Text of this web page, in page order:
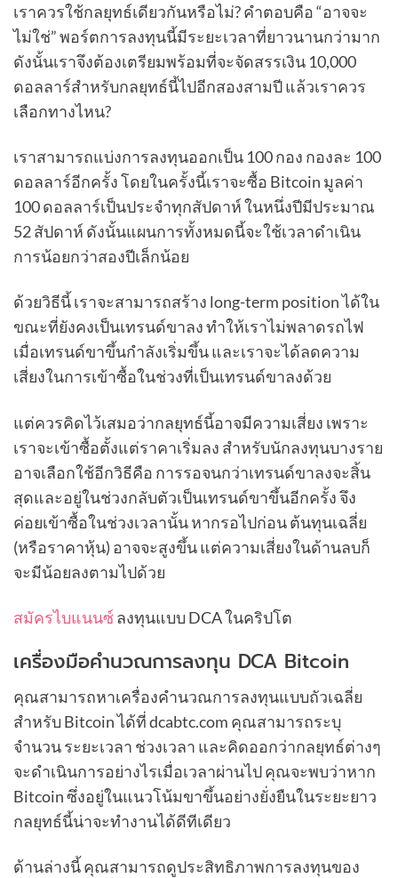
เราควรใช้กลยุทธ์เดียวกันหรือไม่? คำตอบคือ “อาจจะ
ไม่ใช่” พอร์ตการลงทุนนี้มีระยะเวลาที่ยาวนานกว่ามาก
ดังนั้นเราจึงต้องเตรียมพร้อมที่จะจัดสรรเงิน 10,000
ดอลลาร์สำหรับกลยุทธ์นี้ไปอีกสองสามปี แล้วเราควร
เลือกทางไหน?
เราสามารถแบ่งการลงทุนออกเป็น 100 กอง กองละ 100
ดอลลาร์อีกครั้ง โดยในครั้งนี้เราจะซื้อ Bitcoin มูลค่า
100 ดอลลาร์เป็นประจำทุกสัปดาห์ ในหนึ่งปีมีประมาณ
52 สัปดาห์ ดังนั้นแผนการทั้งหมดนี้จะใช้เวลาดำเนิน
การน้อยกว่าสองปีเล็กน้อย
ด้วยวิธีนี้ เราจะสามารถสร้าง long-term position ได้ใน
ขณะที่ยังคงเป็นเทรนด์ขาลง ทำให้เราไม่พลาดรถไฟ
เมื่อเทรนด์ขาขึ้นกำลังเริ่มขึ้น และเราจะได้ลดความ
เสี่ยงในการเข้าซื้อในช่วงที่เป็นเทรนด์ขาลงด้วย
แต่ควรคิดไว้เสมอว่ากลยุทธ์นี้อาจมีความเสี่ยง เพราะ
เราจะเข้าซื้อตั้งแต่ราคาเริ่มลง สำหรับนักลงทุนบางราย
อาจเลือกใช้อีกวิธีคือ การรอจนกว่าเทรนด์ขาลงจะสิ้น
สุดและอยู่ในช่วงกลับตัวเป็นเทรนด์ขาขึ้นอีกครั้ง จึง
ค่อยเข้าซื้อในช่วงเวลานั้น หากรอไปก่อน ต้นทุนเฉลี่ย
(หรือราคาหุ้น) อาจจะสูงขึ้น แต่ความเสี่ยงในด้านลบก็
จะมีน้อยลงตามไปด้วย
สมัครไบแนนซ์ลงทุนแบบ DCA ในคริปโต
เครื่องมือคํานวณการลงทุน DCA Bitcoin
คุณสามารถหาเครื่องคำนวณการลงทุนแบบถัวเฉลี่ย
สำหรับ Bitcoin ได้ที่ dcabtc.com คุณสามารถระบุ
จำนวน ระยะเวลา ช่วงเวลา และคิดออกว่ากลยุทธ์ต่างๆ
จะดำเนินการอย่างไรเมื่อเวลาผ่านไป คุณจะพบว่าหาก
Bitcoin ซึ่งอยู่ในแนวโน้มขาขึ้นอย่างยั่งยืนในระยะยาว
กลยุทธ์นี้น่าจะทำงานได้ดีทีเดียว
ด้านล่างนี้ คุณสามารถดูประสิทธิภาพการลงทุนของ